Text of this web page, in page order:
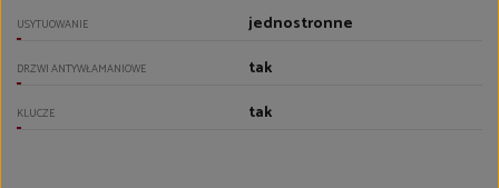
USYTUOWANIE jednostronne
DRZWI ANTYWŁAMANIOWE tak
KLUCZE tak